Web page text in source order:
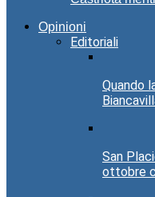
Opinioni
Editoriali
Quando
San
ottobre